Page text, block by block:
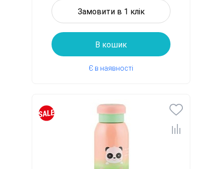
Замовити в 1 клік
В кошик
Є в наявності